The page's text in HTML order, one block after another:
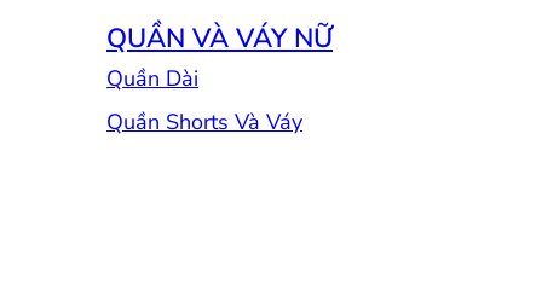
QUẦN VÀ VÁY NỮ
Quần Dài
Quần Shorts Và Váy